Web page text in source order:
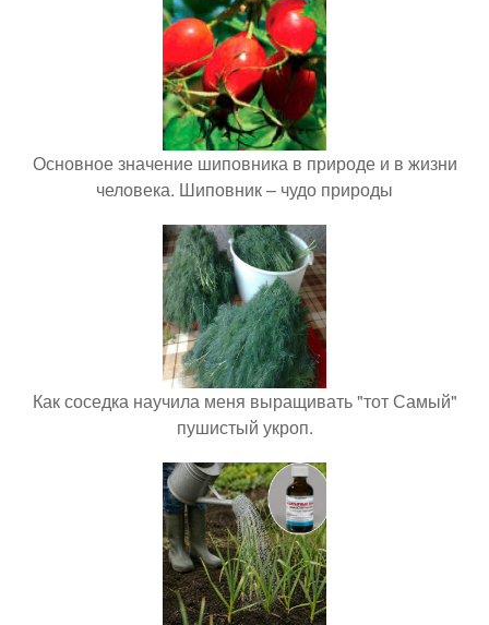
Основное значение шиповника в природе и в жизни
человека. Шиповник – чудо природы
Как соседка научила меня выращивать "тот Самый"
пушистый укроп.